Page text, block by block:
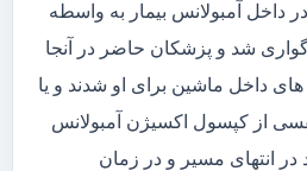
داخل آمبولانس بیمار به واسطه
شد و پزشکان حاضر در آنجا
های داخل ماشین برای او شدند و یا
از کپسول اکسیژن آمبولانس
در انتهای مسیر و در زمان